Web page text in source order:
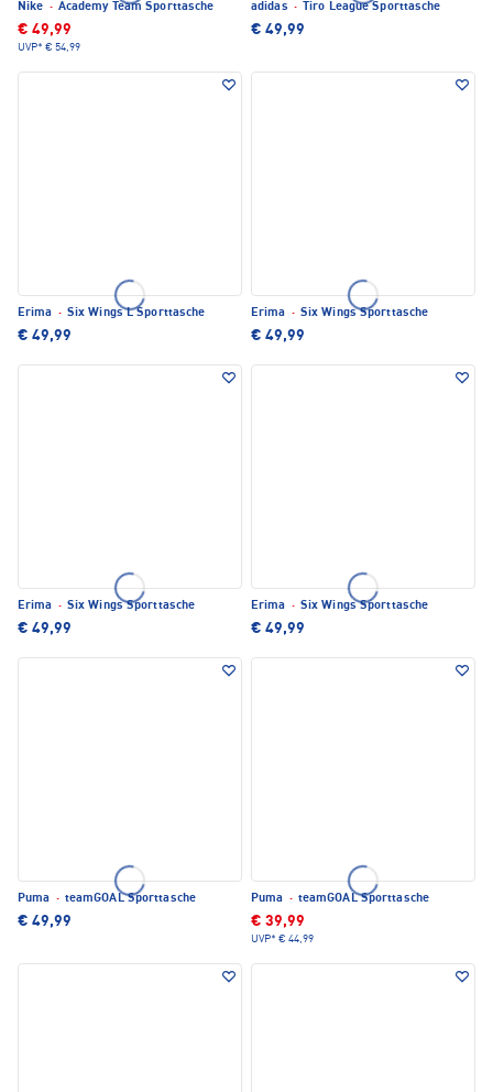
Nike · Academy Team Sporttasche
€ 49,99
UVP* € 54,99
adidas · Tiro League Sporttasche
€ 49,99
Erima · Six Wings L Sporttasche
€ 49,99
Erima · Six Wings Sporttasche
€ 49,99
Erima · Six Wings Sporttasche
€ 49,99
Erima · Six Wings Sporttasche
€ 49,99
Puma · teamGOAL Sporttasche
€ 49,99
Puma · teamGOAL Sporttasche
€ 39,99
UVP* € 44,99